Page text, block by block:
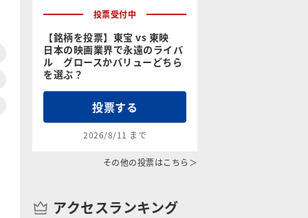
投票受付中
【銘柄を投票】東宝 vs 東映
日本の映画業界で永遠のライバ
ル グロースかバリューどちら
を選ぶ？
投票する
2026/8/11 まで
その他の投票はこちら＞
アクセスランキング